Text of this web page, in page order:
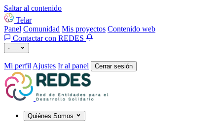
Saltar al contenido
Telar
Panel Comunidad Mis proyectos Contenido web
Contactar con REDES
· …
Mi perfil Ajustes Ir al panel Cerrar sesión
Quiénes Somos